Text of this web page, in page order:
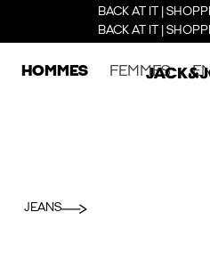
BACK AT IT |
BACK AT IT |
HOMMES FEMMES
JEANS